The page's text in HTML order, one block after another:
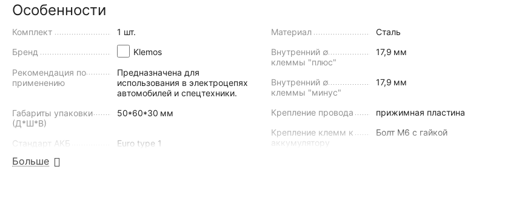
Особенности
Комплект
1 шт.
Бренд
Klemos
Рекомендация по
применению
Предназначена для
использования в электроцепях
автомобилей и спецтехники.
Габариты упаковки
(Д*Ш*В)
50*60*30 мм
Стандарт АКБ Euro type 1
Материал
Сталь
Внутренний ∅
клеммы "плюс"
17,9 мм
Внутренний ∅
клеммы "минус"
17,9 мм
Крепление провода
прижимная пластина
Крепление клемм к
аккумулятору
Болт М6 с гайкой
Больше